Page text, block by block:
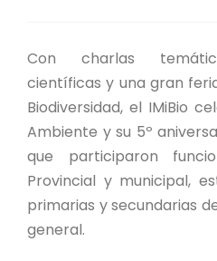
FORMULARIO DE
INVESTIGADORES
AUTORIZACIONES
PROGRAMAS Y
PROGRAMAS
PROYECTO ÁGUILAS DE
Con charlas
científicas y una gran
Biodiversidad, el IMiBio
Ambiente y su 5º
que participaron
Provincial y municipal,
primarias y secundarias
general.